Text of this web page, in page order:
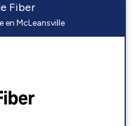
Fiber
McLeansville